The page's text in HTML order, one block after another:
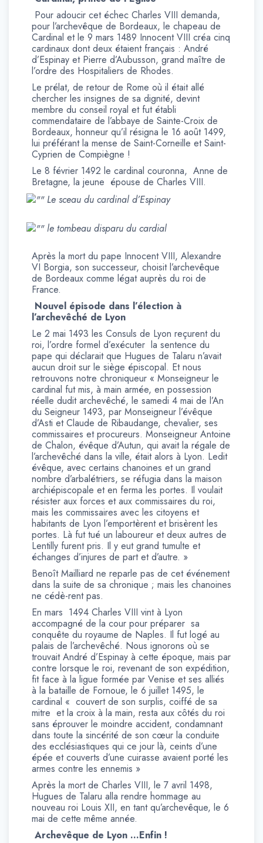
Pour adoucir cet échec Charles VIII demanda,
pour l’archevêque de Bordeaux, le chapeau de
Cardinal et le 9 mars 1489 Innocent VIII créa cinq
cardinaux dont deux étaient français : André
d’Espinay et Pierre d’Aubusson, grand maître de
l’ordre des Hospitaliers de Rhodes.
Le prélat, de retour de Rome où il était allé
chercher les insignes de sa dignité, devint
membre du conseil royal et fut établi
commendataire de l’abbaye de Sainte-Croix de
Bordeaux, honneur qu’il résigna le 16 août 1499,
lui préférant la mense de Saint-Corneille et Saint-
Cyprien de Compiègne !
Le 8 février 1492 le cardinal couronna, Anne de
Bretagne, la jeune épouse de Charles VIII.
Le sceau du cardinal d’Espinay
le tombeau disparu du cardial
Après la mort du pape Innocent VIII, Alexandre
VI Borgia, son successeur, choisit l’archevêque
de Bordeaux comme légat auprès du roi de
France.
Nouvel épisode dans l’élection à
l’archevêché de Lyon
Le 2 mai 1493 les Consuls de Lyon reçurent du
roi, l’ordre formel d’exécuter la sentence du
pape qui déclarait que Hugues de Talaru n’avait
aucun droit sur le siège épiscopal. Et nous
retrouvons notre chroniqueur « Monseigneur le
cardinal fut mis, à main armée, en possession
réelle dudit archevêché, le samedi 4 mai de l’An
du Seigneur 1493, par Monseigneur l’évêque
d’Asti et Claude de Ribaudange, chevalier, ses
commissaires et procureurs. Monseigneur Antoine
de Chalon, évêque d’Autun, qui avait la régale de
l’archevêché dans la ville, était alors à Lyon. Ledit
évêque, avec certains chanoines et un grand
nombre d’arbalétriers, se réfugia dans la maison
archiépiscopale et en ferma les portes. Il voulait
résister aux forces et aux commissaires du roi,
mais les commissaires avec les citoyens et
habitants de Lyon l’emportèrent et brisèrent les
portes. Là fut tué un laboureur et deux autres de
Lentilly furent pris. Il y eut grand tumulte et
échanges d’injures de part et d’autre. »
Benoît Mailliard ne reparle pas de cet événement
dans la suite de sa chronique ; mais les chanoines
ne cédè-rent pas.
En mars 1494 Charles VIII vint à Lyon
accompagné de la cour pour préparer sa
conquête du royaume de Naples. Il fut logé au
palais de l’archevêché. Nous ignorons où se
trouvait André d’Espinay à cette époque, mais par
contre lorsque le roi, revenant de son expédition,
fit face à la ligue formée par Venise et ses alliés
à la bataille de Fornoue, le 6 juillet 1495, le
cardinal « couvert de son surplis, coiffé de sa
mitre et la croix à la main, resta aux côtés du roi
sans éprouver le moindre accident, condamnant
dans toute la sincérité de son cœur la conduite
des ecclésiastiques qui ce jour là, ceints d’une
épée et couverts d’une cuirasse avaient porté les
armes contre les ennemis »
Après la mort de Charles VIII, le 7 avril 1498,
Hugues de Talaru alla rendre hommage au
nouveau roi Louis XII, en tant qu’archevêque, le 6
mai de cette même année.
Archevêque de Lyon …Enfin !